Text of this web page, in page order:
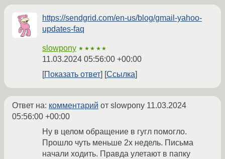
https://sendgrid.com/en-us/blog/gmail-yahoo-
updates-faq
slowpony ★★★★★
11.03.2024 05:56:00 +00:00
Показать ответ
Ссылка
Ответ на: комментарий от slowpony 11.03.2024
05:56:00 +00:00
Ну в целом обращение в гугл помогло.
Прошло чуть меньше 2х недель. Письма
начали ходить. Правда улетают в папку